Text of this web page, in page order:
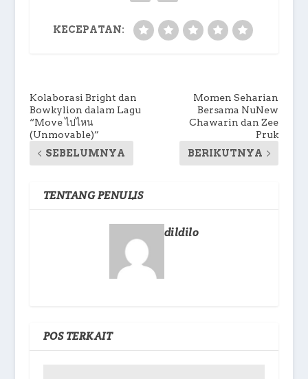
KECEPATAN:
Kolaborasi Bright dan
Bowkylion dalam Lagu
“Move ไปไหน
(Unmovable)”
SEBELUMNYA
Momen Seharian
Bersama NuNew
Chawarin dan Zee
Pruk
BERIKUTNYA
TENTANG PENULIS
dildilo
POS TERKAIT